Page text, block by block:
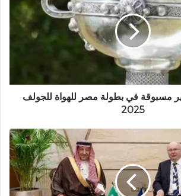
ل
و
ي
ب
مسبوقة في بطولة مصر للهواة للجولف
2025